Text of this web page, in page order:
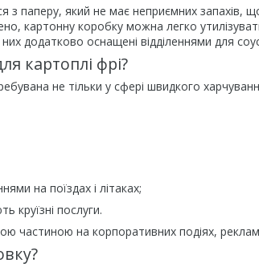
з паперу, який не має неприємних запахів,
картонну коробку можна легко
додатково оснащені відділеннями для
картоплі фрі?
не тільки у сфері швидкого
на поїздах і літаках;
круїзні послуги.
частиною на корпоративних подіях,